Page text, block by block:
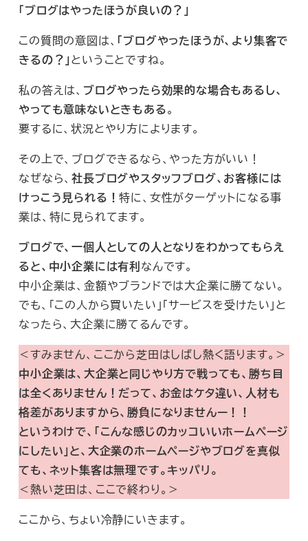
「ブログはやったほうが良いの？」
この質問の意図は、 「ブログやったほうが、より集客で
きるの？」ということですね。
私の答えは、 ブログやったら効果的な場合もあるし、
やっても意味ないときもある。
要するに、状況とやり方によります。
その上で、ブログできるなら、やった方がいい！
なぜなら、社長ブログやスタッフブログ、お客様には
けっこう見られる！特に、女性がターゲットになる事
業は、特に見られてます。
ブログで、一個人としての人となりをわかってもらえ
ると、中小企業には有利なんです。
中小企業は、金額やブランドでは大企業に勝てない。
でも、「この人から買いたい」「サービスを受けたい」と
なったら、大企業に勝てるんです。
＜すみません、ここから芝田はしばし熱く語ります。＞
中小企業は、大企業と同じやり方で戦っても、勝ち目
は全くありません！だって、お金はケタ違い、人材も
格差がありますから、勝負になりませんー！！
というわけで、「こんな感じのカッコいいホームページ
にしたい」と、大企業のホームページやブログを真似
ても、ネット集客は無理です。キッパリ。
＜熱い芝田は、ここで終わり。＞
ここから、ちょい冷静にいきます。